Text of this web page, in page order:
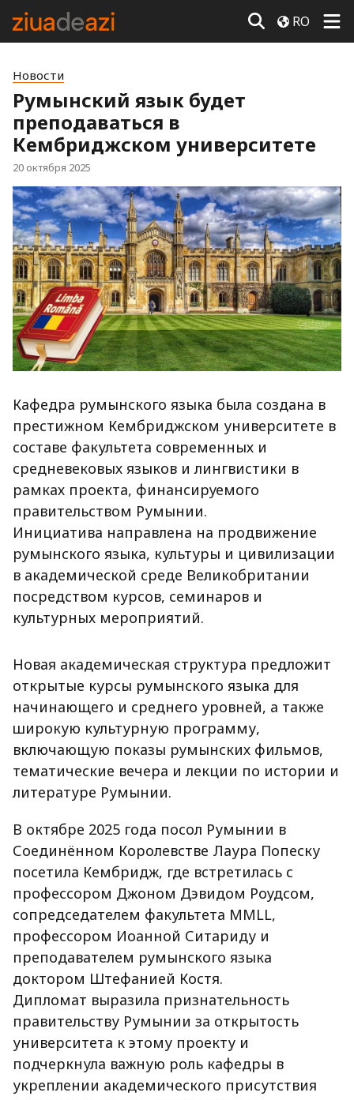
RO
Новости
Румынский язык будет
преподаваться в
Кембриджском университете
20 октября 2025
Кафедра румынского языка была создана в
престижном Кембриджском университете в
составе факультета современных и
средневековых языков и лингвистики в
рамках проекта, финансируемого
правительством Румынии.
Инициатива направлена на продвижение
румынского языка, культуры и цивилизации
в академической среде Великобритании
посредством курсов, семинаров и
культурных мероприятий.
Новая академическая структура предложит
открытые курсы румынского языка для
начинающего и среднего уровней, а также
широкую культурную программу,
включающую показы румынских фильмов,
тематические вечера и лекции по истории и
литературе Румынии.
В октябре 2025 года посол Румынии в
Соединённом Королевстве Лаура Попеску
посетила Кембридж, где встретилась с
профессором Джоном Дэвидом Роудсом,
сопредседателем факультета MMLL,
профессором Иоанной Ситариду и
преподавателем румынского языка
доктором Штефанией Костя.
Дипломат выразила признательность
правительству Румынии за открытость
университета к этому проекту и
подчеркнула важную роль кафедры в
укреплении академического присутствия